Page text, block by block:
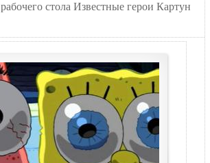
стола Известные герои Картун